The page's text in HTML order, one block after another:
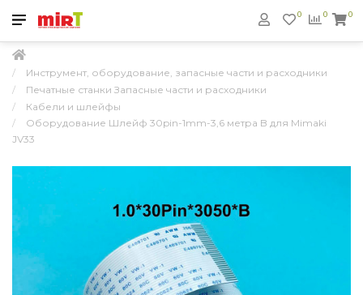
0
0 0
Инструмент, оборудование, запасные части и расходники
Печатные станки Запасные части и расходники
Кабели и шлейфы
Оборудование Шлейф 30pin-1mm-3,6 метра B для Mimaki
JV33